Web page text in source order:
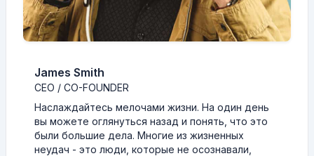
James Smith
CEO / CO-FOUNDER
Наслаждайтесь мелочами жизни. На один день
вы можете оглянуться назад и понять, что это
были большие дела. Многие из жизненных
неудач - это люди, которые не осознавали,